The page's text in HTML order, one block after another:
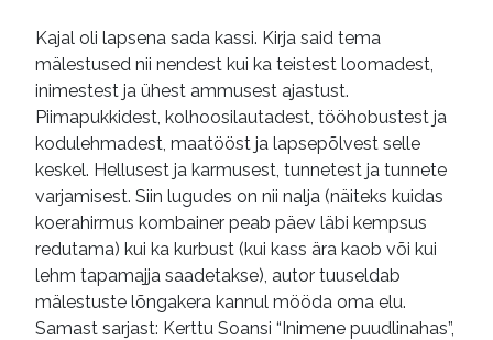
Kajal oli lapsena sada kassi. Kirja said tema
mälestused nii nendest kui ka teistest loomadest,
inimestest ja ühest ammusest ajastust.
Piimapukkidest, kolhoosilautadest, tööhobustest ja
kodulehmadest, maatööst ja lapsepõlvest selle
keskel. Hellusest ja karmusest, tunnetest ja tunnete
varjamisest. Siin lugudes on nii nalja (näiteks kuidas
koerahirmus kombainer peab päev läbi kempsus
redutama) kui ka kurbust (kui kass ära kaob või kui
lehm tapamajja saadetakse), autor tuuseldab
mälestuste lõngakera kannul mööda oma elu.
Samast sarjast: Kerttu Soansi “Inimene puudlinahas”,